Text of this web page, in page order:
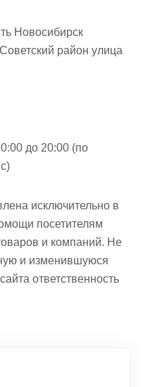
Новосибирск
район улица
до 20:00 (по
исключительно в
посетителям
и компаний. Не
и изменившуюся
ответственность